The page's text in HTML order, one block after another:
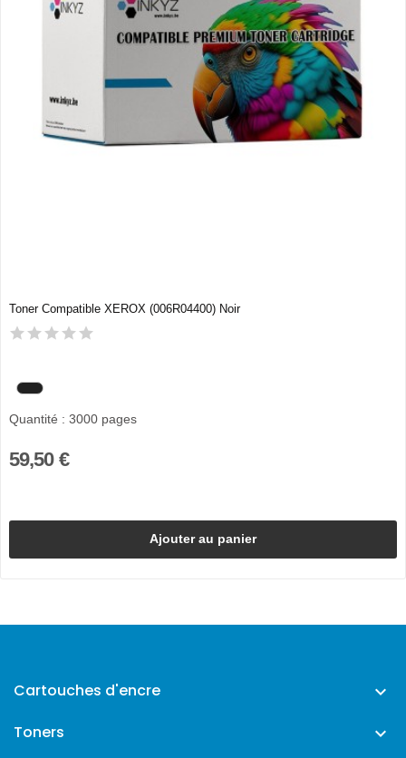
Toner Compatible XEROX (006R04400) Noir
Quantité : 3000 pages
59,50 €
Ajouter au panier
Cartouches d'encre 
Toners 